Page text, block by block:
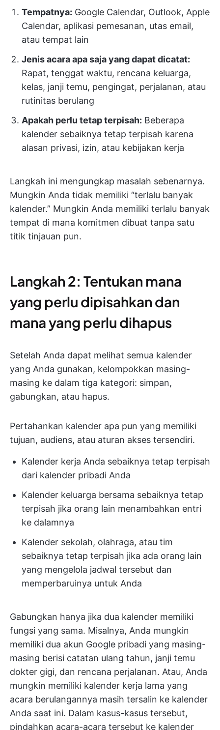
Tempatnya: Google Calendar, Outlook, Apple
Calendar, aplikasi pemesanan, utas email,
atau tempat lain
Jenis acara apa saja yang dapat dicatat:
Rapat, tenggat waktu, rencana keluarga,
kelas, janji temu, pengingat, perjalanan, atau
rutinitas berulang
Apakah perlu tetap terpisah: Beberapa
kalender sebaiknya tetap terpisah karena
alasan privasi, izin, atau kebijakan kerja
Langkah ini mengungkap masalah sebenarnya.
Mungkin Anda tidak memiliki “terlalu banyak
kalender.” Mungkin Anda memiliki terlalu banyak
tempat di mana komitmen dibuat tanpa satu
titik tinjauan pun.
Langkah 2: Tentukan mana
yang perlu dipisahkan dan
mana yang perlu dihapus
Setelah Anda dapat melihat semua kalender
yang Anda gunakan, kelompokkan masing-
masing ke dalam tiga kategori: simpan,
gabungkan, atau hapus.
Pertahankan kalender apa pun yang memiliki
tujuan, audiens, atau aturan akses tersendiri.
Kalender kerja Anda sebaiknya tetap terpisah
dari kalender pribadi Anda
Kalender keluarga bersama sebaiknya tetap
terpisah jika orang lain menambahkan entri
ke dalamnya
Kalender sekolah, olahraga, atau tim
sebaiknya tetap terpisah jika ada orang lain
yang mengelola jadwal tersebut dan
memperbaruinya untuk Anda
Gabungkan hanya jika dua kalender memiliki
fungsi yang sama. Misalnya, Anda mungkin
memiliki dua akun Google pribadi yang masing-
masing berisi catatan ulang tahun, janji temu
dokter gigi, dan rencana perjalanan. Atau, Anda
mungkin memiliki kalender kerja lama yang
acara berulangannya masih tersalin ke kalender
Anda saat ini. Dalam kasus-kasus tersebut,
pindahkan acara-acara tersebut ke kalender